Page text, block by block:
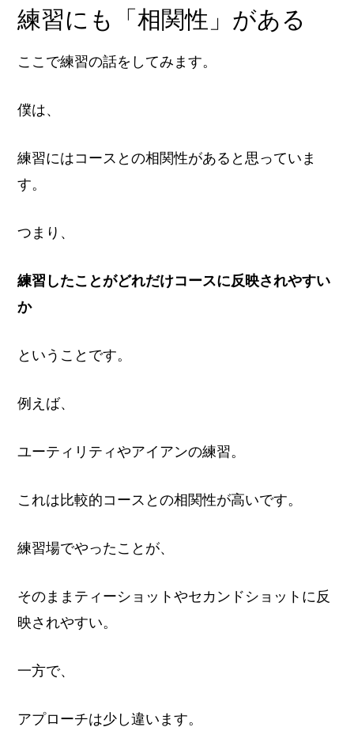
練習にも「相関性」がある
ここで練習の話をしてみます。
僕は、
練習にはコースとの相関性があると思っていま
す。
つまり、
練習したことがどれだけコースに反映されやすい
か
ということです。
例えば、
ユーティリティやアイアンの練習。
これは比較的コースとの相関性が高いです。
練習場でやったことが、
そのままティーショットやセカンドショットに反
映されやすい。
一方で、
アプローチは少し違います。